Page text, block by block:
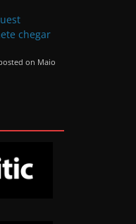
chegar
on Maio